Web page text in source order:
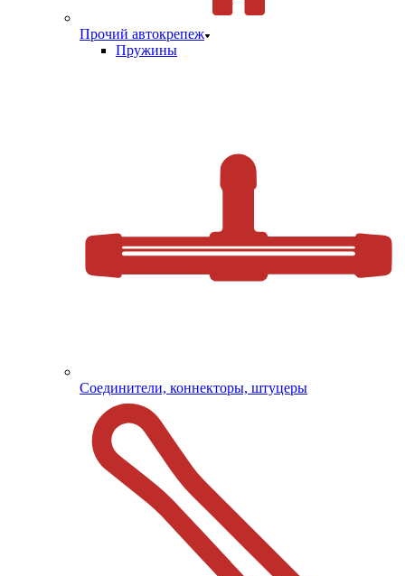
Прочий автокрепеж
Пружины
Соединители, коннекторы, штуцеры